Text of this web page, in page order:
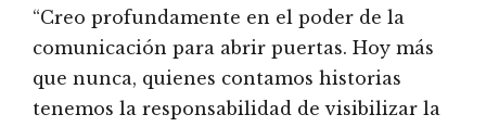
“Creo profundamente en el poder de la
comunicación para abrir puertas. Hoy más
que nunca, quienes contamos historias
tenemos la responsabilidad de visibilizar la